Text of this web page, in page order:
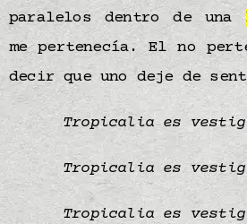
paralelos dentro de una
me pertenecía. El no
decir que uno deje de
Tropicalia es
Tropicalia es
Tropicalia es